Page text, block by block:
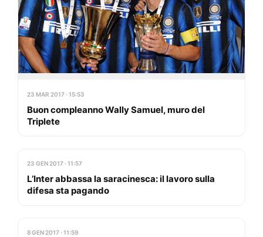
23 MAR 2017 · 15:53
Buon compleanno Wally Samuel, muro del
Triplete
23 GEN 2017 · 11:57
L’Inter abbassa la saracinesca: il lavoro sulla
difesa sta pagando
8 GEN 2017 · 11:59